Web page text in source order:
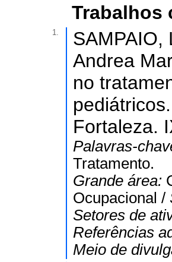
Trabalhos
1.
SAMPAIO,
Andrea
no
Fortaleza.
Palavras-
Tratamento.
Grande área:
Ocupacional /
Setores de
Referências
Meio de